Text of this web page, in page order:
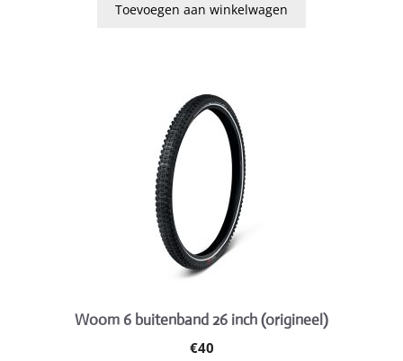
Toevoegen aan winkelwagen
Woom 6 buitenband 26 inch (origineel)
€40